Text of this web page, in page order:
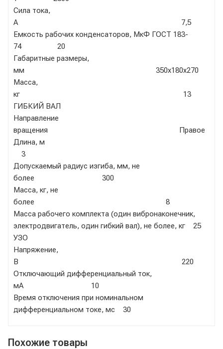
Сила тока,
А 7,5
Емкость рабочих конденсаторов, МкФ ГОСТ 183-
74 20
Габаритные размеры,
мм 350х180х270
Масса,
кг 13
ГИБКИЙ ВАЛ
Направление
вращения Правое
Длина, м
3
Допускаемый радиус изгиба, мм, не
более 300
Масса, кг, не
более 8
Масса рабочего комплекта (один вибронаконечник,
электродвигатель, один гибкий вал), не более, кг 25
УЗО
Напряжение,
В 220
Отключающий дифференциальный ток,
мА 10
Время отключения при номинальном
дифференциальном токе, мс 30
Похожие товары